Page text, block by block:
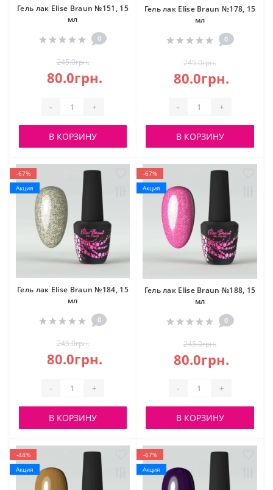
Гель лак Elise Braun №151, 15
мл
0
245.0грн.
80.0грн.
- +
В КОРЗИНУ
Гель лак Elise Braun №178, 15
мл
0
245.0грн.
80.0грн.
- +
В КОРЗИНУ
-67%
Акция
Гель лак Elise Braun №184, 15
мл
0
245.0грн.
80.0грн.
- +
В КОРЗИНУ
-67%
Акция
Гель лак Elise Braun №188, 15
мл
0
245.0грн.
80.0грн.
- +
В КОРЗИНУ
-44%
Акция
-67%
Акция